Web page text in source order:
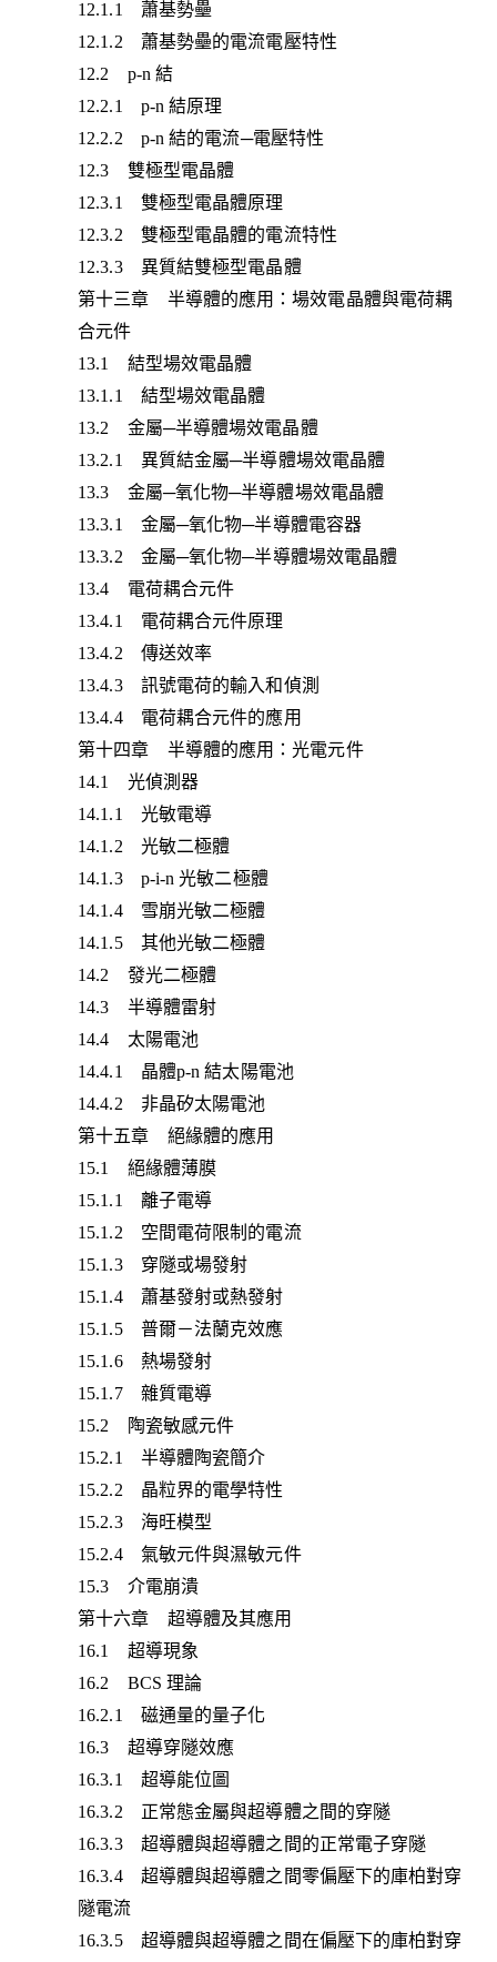
12.1.1 蕭基勢壘
12.1.2 蕭基勢壘的電流電壓特性
12.2 p-n 結
12.2.1 p-n 結原理
12.2.2 p-n 結的電流─電壓特性
12.3 雙極型電晶體
12.3.1 雙極型電晶體原理
12.3.2 雙極型電晶體的電流特性
12.3.3 異質結雙極型電晶體
第十三章 半導體的應用：場效電晶體與電荷耦
合元件
13.1 結型場效電晶體
13.1.1 結型場效電晶體
13.2 金屬─半導體場效電晶體
13.2.1 異質結金屬─半導體場效電晶體
13.3 金屬─氧化物─半導體場效電晶體
13.3.1 金屬─氧化物─半導體電容器
13.3.2 金屬─氧化物─半導體場效電晶體
13.4 電荷耦合元件
13.4.1 電荷耦合元件原理
13.4.2 傳送效率
13.4.3 訊號電荷的輸入和偵測
13.4.4 電荷耦合元件的應用
第十四章 半導體的應用：光電元件
14.1 光偵測器
14.1.1 光敏電導
14.1.2 光敏二極體
14.1.3 p-i-n 光敏二極體
14.1.4 雪崩光敏二極體
14.1.5 其他光敏二極體
14.2 發光二極體
14.3 半導體雷射
14.4 太陽電池
14.4.1 晶體p-n 結太陽電池
14.4.2 非晶矽太陽電池
第十五章 絕緣體的應用
15.1 絕緣體薄膜
15.1.1 離子電導
15.1.2 空間電荷限制的電流
15.1.3 穿隧或場發射
15.1.4 蕭基發射或熱發射
15.1.5 普爾－法蘭克效應
15.1.6 熱場發射
15.1.7 雜質電導
15.2 陶瓷敏感元件
15.2.1 半導體陶瓷簡介
15.2.2 晶粒界的電學特性
15.2.3 海旺模型
15.2.4 氣敏元件與濕敏元件
15.3 介電崩潰
第十六章 超導體及其應用
16.1 超導現象
16.2 BCS 理論
16.2.1 磁通量的量子化
16.3 超導穿隧效應
16.3.1 超導能位圖
16.3.2 正常態金屬與超導體之間的穿隧
16.3.3 超導體與超導體之間的正常電子穿隧
16.3.4 超導體與超導體之間零偏壓下的庫柏對穿
隧電流
16.3.5 超導體與超導體之間在偏壓下的庫柏對穿